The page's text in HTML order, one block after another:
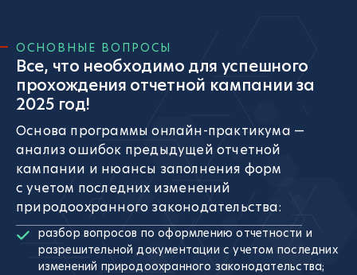
ОСНОВНЫЕ ВОПРОСЫ
Все, что необходимо для успешного
прохождения отчетной кампании за
2025 год!
Основа программы онлайн-практикума —
анализ ошибок предыдущей отчетной
кампании и нюансы заполнения форм
с учетом последних изменений
природоохранного законодательства:
разбор вопросов по оформлению отчетности и
разрешительной документации с учетом последних
изменений природоохранного законодательства;